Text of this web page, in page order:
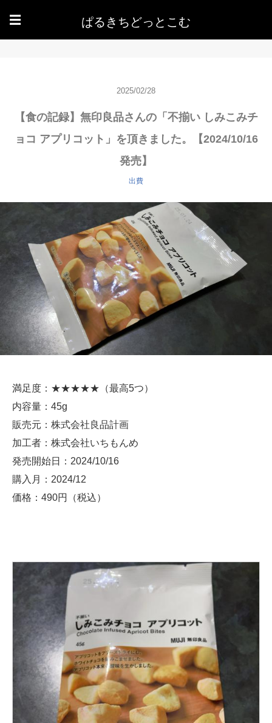
☰ ぱるきちどっとこむ
2025/02/28
【食の記録】無印良品さんの「不揃い しみこみチ
ョコ アプリコット」を頂きました。【2024/10/16
発売】
出費
満足度：★★★★★（最高5つ）
内容量：45g
販売元：株式会社良品計画
加工者：株式会社いちもんめ
発売開始日：2024/10/16
購入月：2024/12
価格：490円（税込）